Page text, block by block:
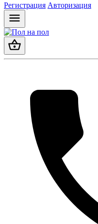
Регистрация Авторизация